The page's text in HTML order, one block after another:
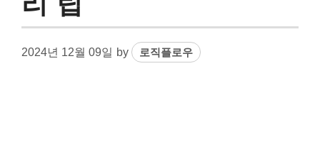
2024년 12월 09일 by 로직플로우